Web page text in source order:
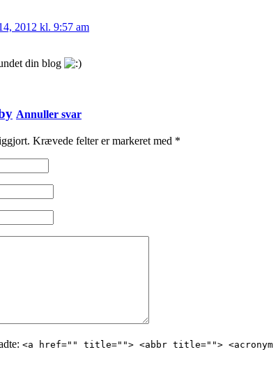
2012 kl. 9:57 am
din blog
Annuller svar
Krævede felter er markeret med *
<a href="" title=""> <abbr title=""> <acronym